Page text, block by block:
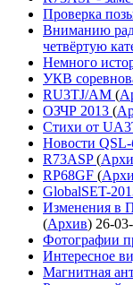
Проверка
Вниманию
четвёртую
Немного
УКВ
RU3TJ/AM (
ОЗЧР 2013 (
Стихи от
Новости
R73ASP(
RP68GF (
GlobalSET-
Изменения в
(Архив) 26-
Фотографии
Интересное
Магнитная